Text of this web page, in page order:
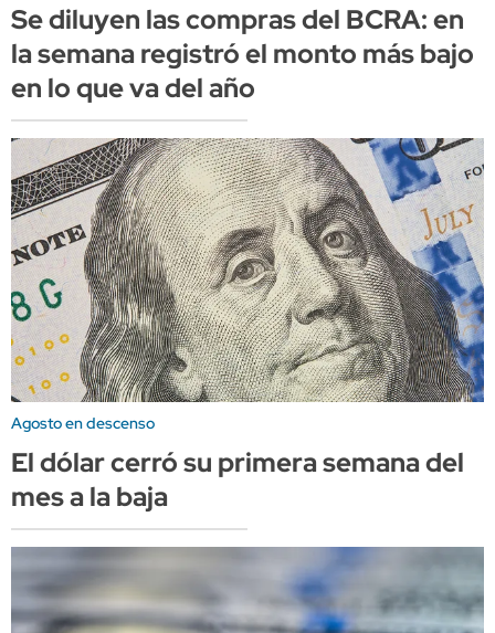
Se diluyen las compras del BCRA: en
la semana registró el monto más bajo
en lo que va del año
Agosto en descenso
El dólar cerró su primera semana del
mes a la baja